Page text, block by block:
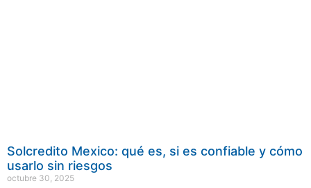
Solcredito Mexico: qué es, si es confiable y cómo
usarlo sin riesgos
octubre 30, 2025